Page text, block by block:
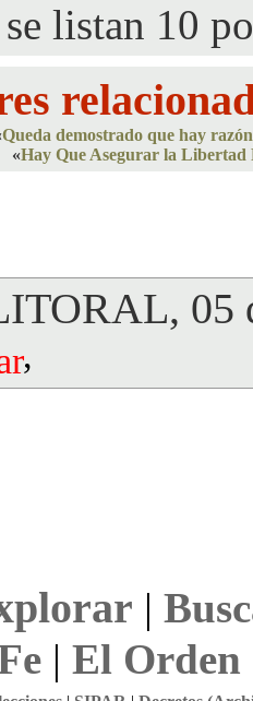
listan 10
Queda demostrado que hay
«Hay Que Asegurar la Libertad
05
,
|
| El Orden